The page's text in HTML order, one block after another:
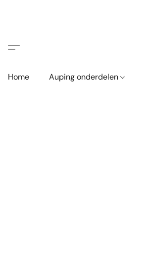
Home Auping onderdelen